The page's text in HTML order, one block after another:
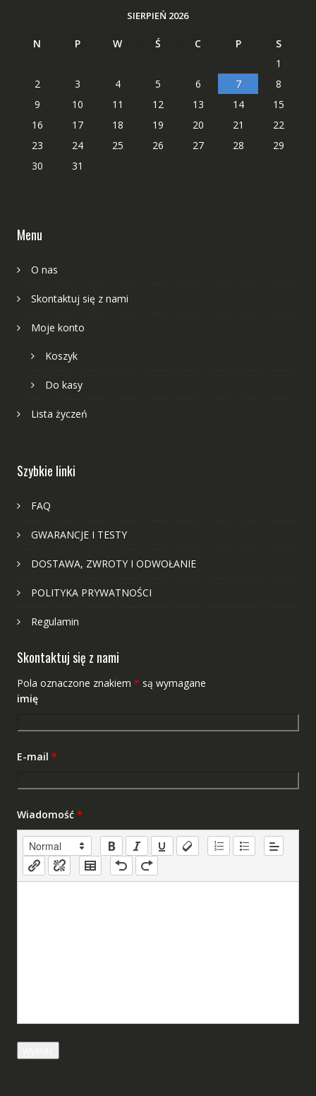
SIERPIEŃ 2026
N P W Ś C P
S
1
2
3 4 5 6 7
8
9
10 11 12 13 14
15
16
17 18 19 20 21
22
23
24 25 26 27 28
29
30
31
Menu
O nas
Skontaktuj się z nami
Moje konto
Koszyk
Do kasy
Lista życzeń
Szybkie linki
FAQ
GWARANCJE I TESTY
DOSTAWA, ZWROTY I ODWOŁANIE
POLITYKA PRYWATNOŚCI
Regulamin
Skontaktuj się z nami
Pola oznaczone znakiem * są wymagane
imię
E-mail *
Wiadomość *